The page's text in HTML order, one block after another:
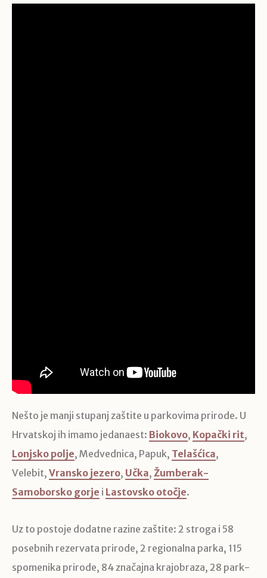
Nešto je manji stupanj zaštite u parkovima prirode. U
Hrvatskoj ih imamo jedanaest: Biokovo, Kopački rit,
Lonjsko polje, Medvednica, Papuk, Telašćica,
Velebit, Vransko jezero, Učka, Žumberak-
Samoborsko gorje i Lastovsko otočje.
Uz to postoje dodatne razine zaštite: 2 stroga i 58
posebnih rezervata prirode, 2 regionalna parka, 115
spomenika prirode, 84 značajna krajobraza, 28 park-